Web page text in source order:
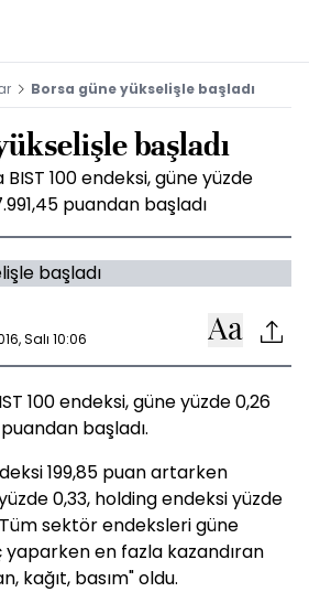
Borsa güne yükselişle başladı
başladı
100 endeksi, güne yüzde
puandan başladı
Salı 10:06
100 endeksi, güne yüzde 0,26
başladı.
199,85 puan artarken
0,33, holding endeksi yüzde
Tüm sektör endeksleri güne
yaparken en fazla kazandıran
kağıt, basım" oldu.